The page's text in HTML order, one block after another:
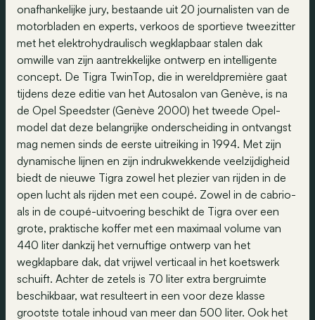
onafhankelijke jury, bestaande uit 20 journalisten van de
motorbladen en experts, verkoos de sportieve tweezitter
met het elektrohydraulisch wegklapbaar stalen dak
omwille van zijn aantrekkelijke ontwerp en intelligente
concept. De Tigra TwinTop, die in wereldpremière gaat
tijdens deze editie van het Autosalon van Genève, is na
de Opel Speedster (Genève 2000) het tweede Opel-
model dat deze belangrijke onderscheiding in ontvangst
mag nemen sinds de eerste uitreiking in 1994. Met zijn
dynamische lijnen en zijn indrukwekkende veelzijdigheid
biedt de nieuwe Tigra zowel het plezier van rijden in de
open lucht als rijden met een coupé. Zowel in de cabrio-
als in de coupé-uitvoering beschikt de Tigra over een
grote, praktische koffer met een maximaal volume van
440 liter dankzij het vernuftige ontwerp van het
wegklapbare dak, dat vrijwel verticaal in het koetswerk
schuift. Achter de zetels is 70 liter extra bergruimte
beschikbaar, wat resulteert in een voor deze klasse
grootste totale inhoud van meer dan 500 liter. Ook het